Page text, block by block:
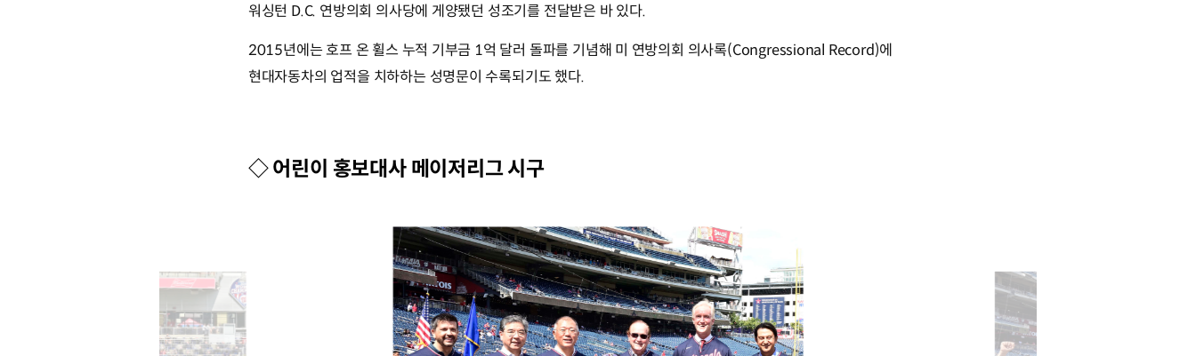
워싱턴 D.C. 연방의회 의사당에 게양됐던 성조기를 전달받은 바 있다.
2015년에는 호프 온 휠스 누적 기부금 1억 달러 돌파를 기념해 미 연방의회 의사록(Congressional Record)에
현대자동차의 업적을 치하하는 성명문이 수록되기도 했다.
◇ 어린이 홍보대사 메이저리그 시구